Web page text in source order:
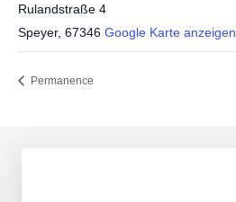
Rulandstraße 4
Speyer, 67346 Google Karte anzeigen
Permanence